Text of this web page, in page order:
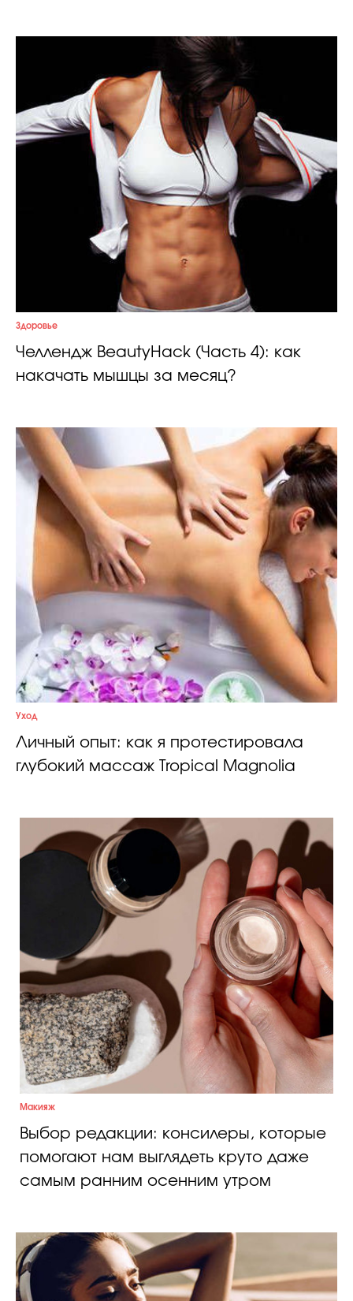
Здоровье
Челлендж BeautyHack (Часть 4): как
накачать мышцы за месяц?
Уход
Личный опыт: как я протестировала
глубокий массаж Tropical Magnolia
Макияж
Выбор редакции: консилеры, которые
помогают нам выглядеть круто даже
самым ранним осенним утром